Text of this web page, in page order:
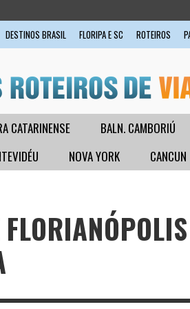
DESTINOS BRASIL FLORIPA E SC ROTEIROS
CATARINENSE BALN. CAMBORIÚ
NOVA YORK CANCUN